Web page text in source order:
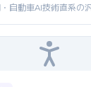
自動車AI技術直系の